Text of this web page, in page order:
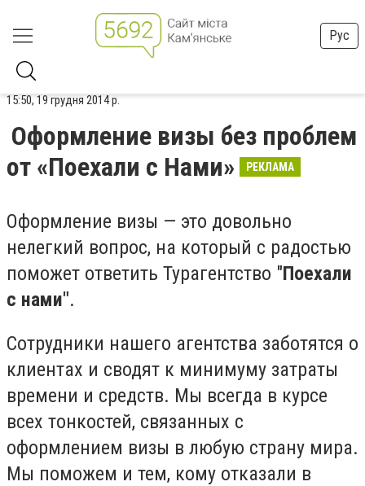
Рус
15:50, 19 грудня 2014 р.
Оформление визы без проблем
от «Поехали с Нами»
РЕКЛАМА
Оформление визы — это довольно
нелегкий вопрос, на который с радостью
поможет ответить Турагентство "Поехали
с нами".
Сотрудники нашего агентства заботятся о
клиентах и сводят к минимуму затраты
времени и средств. Мы всегда в курсе
всех тонкостей, связанных с
оформлением визы в любую страну мира.
Мы поможем и тем, кому отказали в